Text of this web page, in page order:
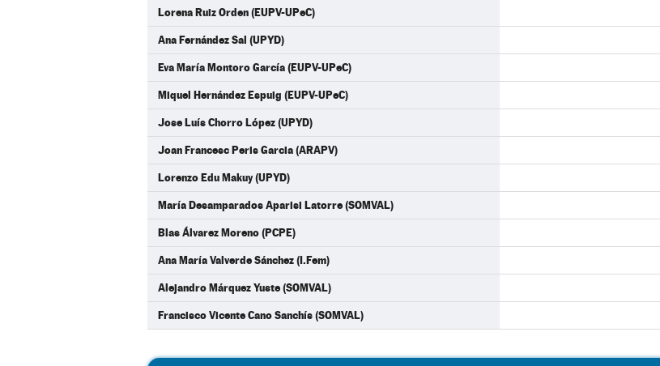
Lorena Ruiz Orden (EUPV-UPeC)
Ana Fernández Sal (UPYD)
Eva María Montoro García (EUPV-UPeC)
Miquel Hernández Espuig (EUPV-UPeC)
Jose Luís Chorro López (UPYD)
Joan Francesc Peris Garcia (ARAPV)
Lorenzo Edu Makuy (UPYD)
María Desamparados Aparisi Latorre (SOMVAL)
Blas Álvarez Moreno (PCPE)
Ana María Valverde Sánchez (I.Fem)
Alejandro Márquez Yuste (SOMVAL)
Francisco Vicente Cano Sanchís (SOMVAL)